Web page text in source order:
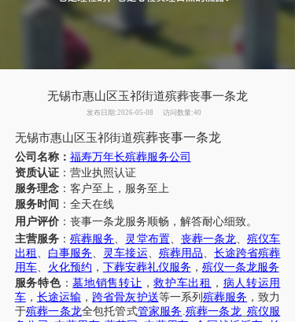
无锡市惠山区玉祁街道殡葬丧事一条龙
发布日期:2026-05-08 访问数量:40
无锡市惠山区玉祁街道殡葬丧事一条龙
公司名称： 福寿万年长殡葬服务公司
资质认证：营业执照认证
服务理念：客户至上，服务至上
服务时间 ：全天在线
用户评价：丧事一条龙服务顺畅，解答耐心细致。
主营服务 ：殡葬服务、 灵堂布置、 丧葬一条龙、殡仪车
出租 、 白事服务、 灵车接运、 殡葬用品、 长途跨省殡葬
用车、 火化预约 ， 下葬安葬礼仪服务 ， 殡仪一条龙服务
服务特色：墓地销售转让 ，救护车出租 ， 病人转运用
车， 长途运输 ，跨省骨灰护送等一系列 殡葬服务 ，致力
于殡葬一条龙全包托管式管家服务 .殡葬一条龙_ 殡仪服